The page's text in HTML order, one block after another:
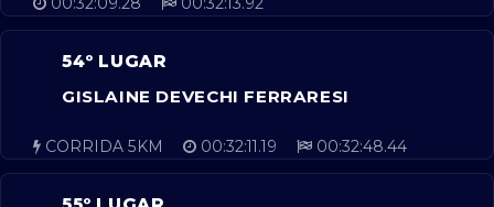
54º LUGAR
GISLAINE DEVECHI FERRARESI
CORRIDA 5KM 00:32:11.19 00:32:48.44